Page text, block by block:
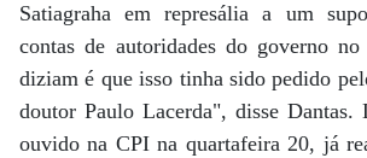
Satiagraha em represália a um
contas de autoridades do governo
diziam é que isso tinha sido pedido
doutor Paulo Lacerda", disse Dantas.
ouvido na CPI na quartafeira 20, já